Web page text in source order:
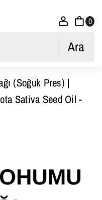
Ara
0
(Soğuk Pres) |
Sativa Seed Oil -